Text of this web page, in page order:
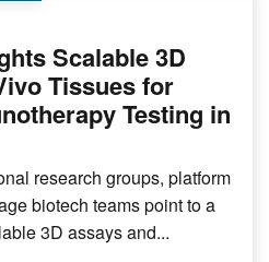
Scalable 3D
Tissues for
Testing in
research groups, platform
biotech teams point to a
3D assays and...